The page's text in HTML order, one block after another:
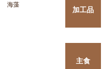
海藻
加工品
主食